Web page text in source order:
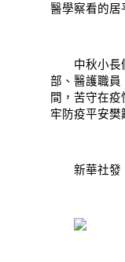
醫學察看的居
中秋小長假
部、醫護職員
間，苦守在
牢防疫平安樊
新華社發